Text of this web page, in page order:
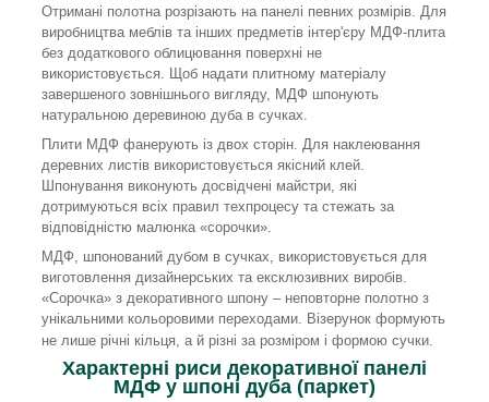
Отримані полотна розрізають на панелі певних розмірів. Для
виробництва меблів та інших предметів інтер'єру МДФ-плита
без додаткового облицювання поверхні не
використовується. Щоб надати плитному матеріалу
завершеного зовнішнього вигляду, МДФ шпонують
натуральною деревиною дуба в сучках.
Плити МДФ фанерують із двох сторін. Для наклеювання
деревних листів використовується якісний клей.
Шпонування виконують досвідчені майстри, які
дотримуються всіх правил техпроцесу та стежать за
відповідністю малюнка «сорочки».
МДФ, шпонований дубом в сучках, використовується для
виготовлення дизайнерських та ексклюзивних виробів.
«Сорочка» з декоративного шпону – неповторне полотно з
унікальними кольоровими переходами. Візерунок формують
не лише річні кільця, а й різні за розміром і формою сучки.
Характерні риси декоративної панелі
МДФ у шпоні дуба (паркет)